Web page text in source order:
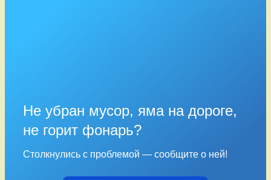
Не убран мусор, яма на дороге,
не горит фонарь?
Столкнулись с проблемой — сообщите о ней!